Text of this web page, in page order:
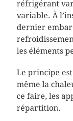
réfrigérant
variable. À
dernier
les éléments
Le principe
même la
ce faire, les
répartition.